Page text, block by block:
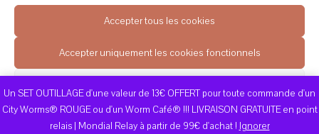
Accepter tous les cookies
Accepter uniquement les cookies fonctionnels
Politique de cookies Conditions Générales, RGPD, Mentions légalesImpressum
Un SET OUTILLAGE d'une valeur de 13€ OFFERT pour toute commande d'un
City Worms® ROUGE ou d'un Worm Café® !!! LIVRAISON GRATUITE en point
relais | Mondial Relay à partir de 99€ d'achat ! Ignorer
terralombrics.fr ©Copyright 2026 - Tous droits réservés